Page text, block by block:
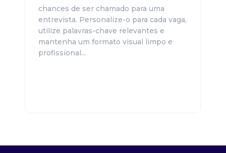
chances de ser chamado para uma
entrevista. Personalize-o para cada vaga,
utilize palavras-chave relevantes e
mantenha um formato visual limpo e
profissional...